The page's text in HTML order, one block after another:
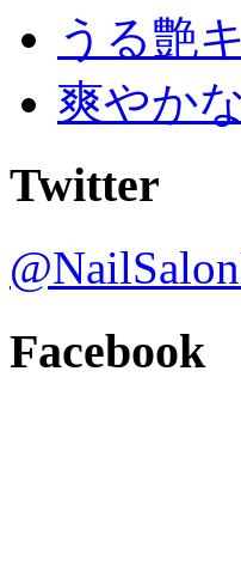
うる艶
爽やか
Twitter
Facebook